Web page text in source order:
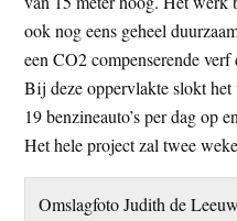
ook nog eens geheel
een CO2 compenserende
Bij deze oppervlakte slokt
19 benzineauto’s per dag op
Het hele project zal twee
Omslagfoto Judith de